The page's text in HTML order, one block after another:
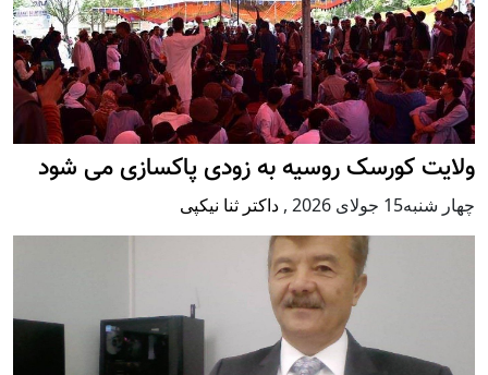
ولایت کورسک روسیه به زودی پاکسازی می شود
چهار شنبه15 جولای 2026 , داکتر ثنا نیکپی